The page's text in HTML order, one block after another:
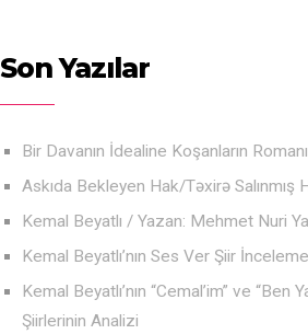
Son Yazılar
Bir Davanın İdealine Koşanların
Askıda Bekleyen Hak/Təxirə Salınmış
Kemal Beyatlı / Yazan: Mehmet Nuri
Kemal Beyatlı’nın Ses Ver Şiir
Kemal Beyatlı’nın “Cemal’im” ve “Ben
Şiirlerinin Analizi